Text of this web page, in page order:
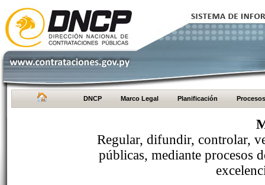
DNCP Marco Legal Planificación Procesos
Regular, difundir, controlar,
públicas, mediante procesos